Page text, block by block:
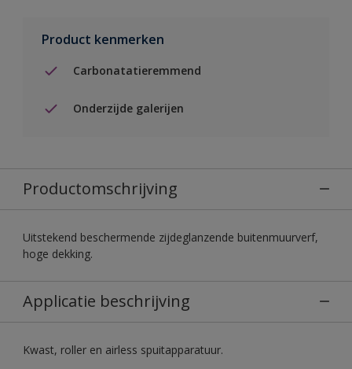
Product kenmerken
Carbonatatieremmend
Onderzijde galerijen
Productomschrijving
Uitstekend beschermende zijdeglanzende buitenmuurverf,
hoge dekking.
Applicatie beschrijving
Kwast, roller en airless spuitapparatuur.